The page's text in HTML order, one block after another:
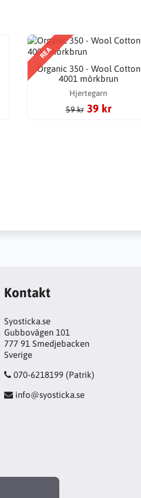
REA
Organic 350 - Wool Cotton
4001 mörkbrun
Hjertegarn
59 kr 39 kr
Kontakt
Syosticka.se
Gubbovägen 101
777 91 Smedjebacken
Sverige
070-6218199 (Patrik)
info@syosticka.se